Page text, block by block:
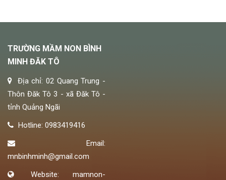
TRƯỜNG MẦM NON BÌNH
MINH ĐĂK TÔ
Địa chỉ: 02 Quang Trung -
Thôn Đăk Tô 3 - xã Đăk Tô -
tỉnh Quảng Ngãi
Hotline: 0983419416
Email:
mnbinhminh@gmail.com
Website: mamnon-